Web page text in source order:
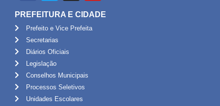
PREFEITURA E CIDADE
Prefeito e Vice Prefeita
Secretarias
Diários Oficiais
Legislação
Conselhos Municipais
Processos Seletivos
Unidades Escolares